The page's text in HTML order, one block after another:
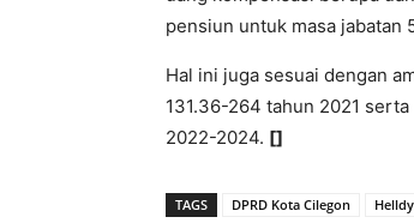
pensiun untuk masa jabatan
Hal ini juga sesuai dengan
131.36-264 tahun 2021
2022-2024. []
TAGS DPRD Kota Cilegon